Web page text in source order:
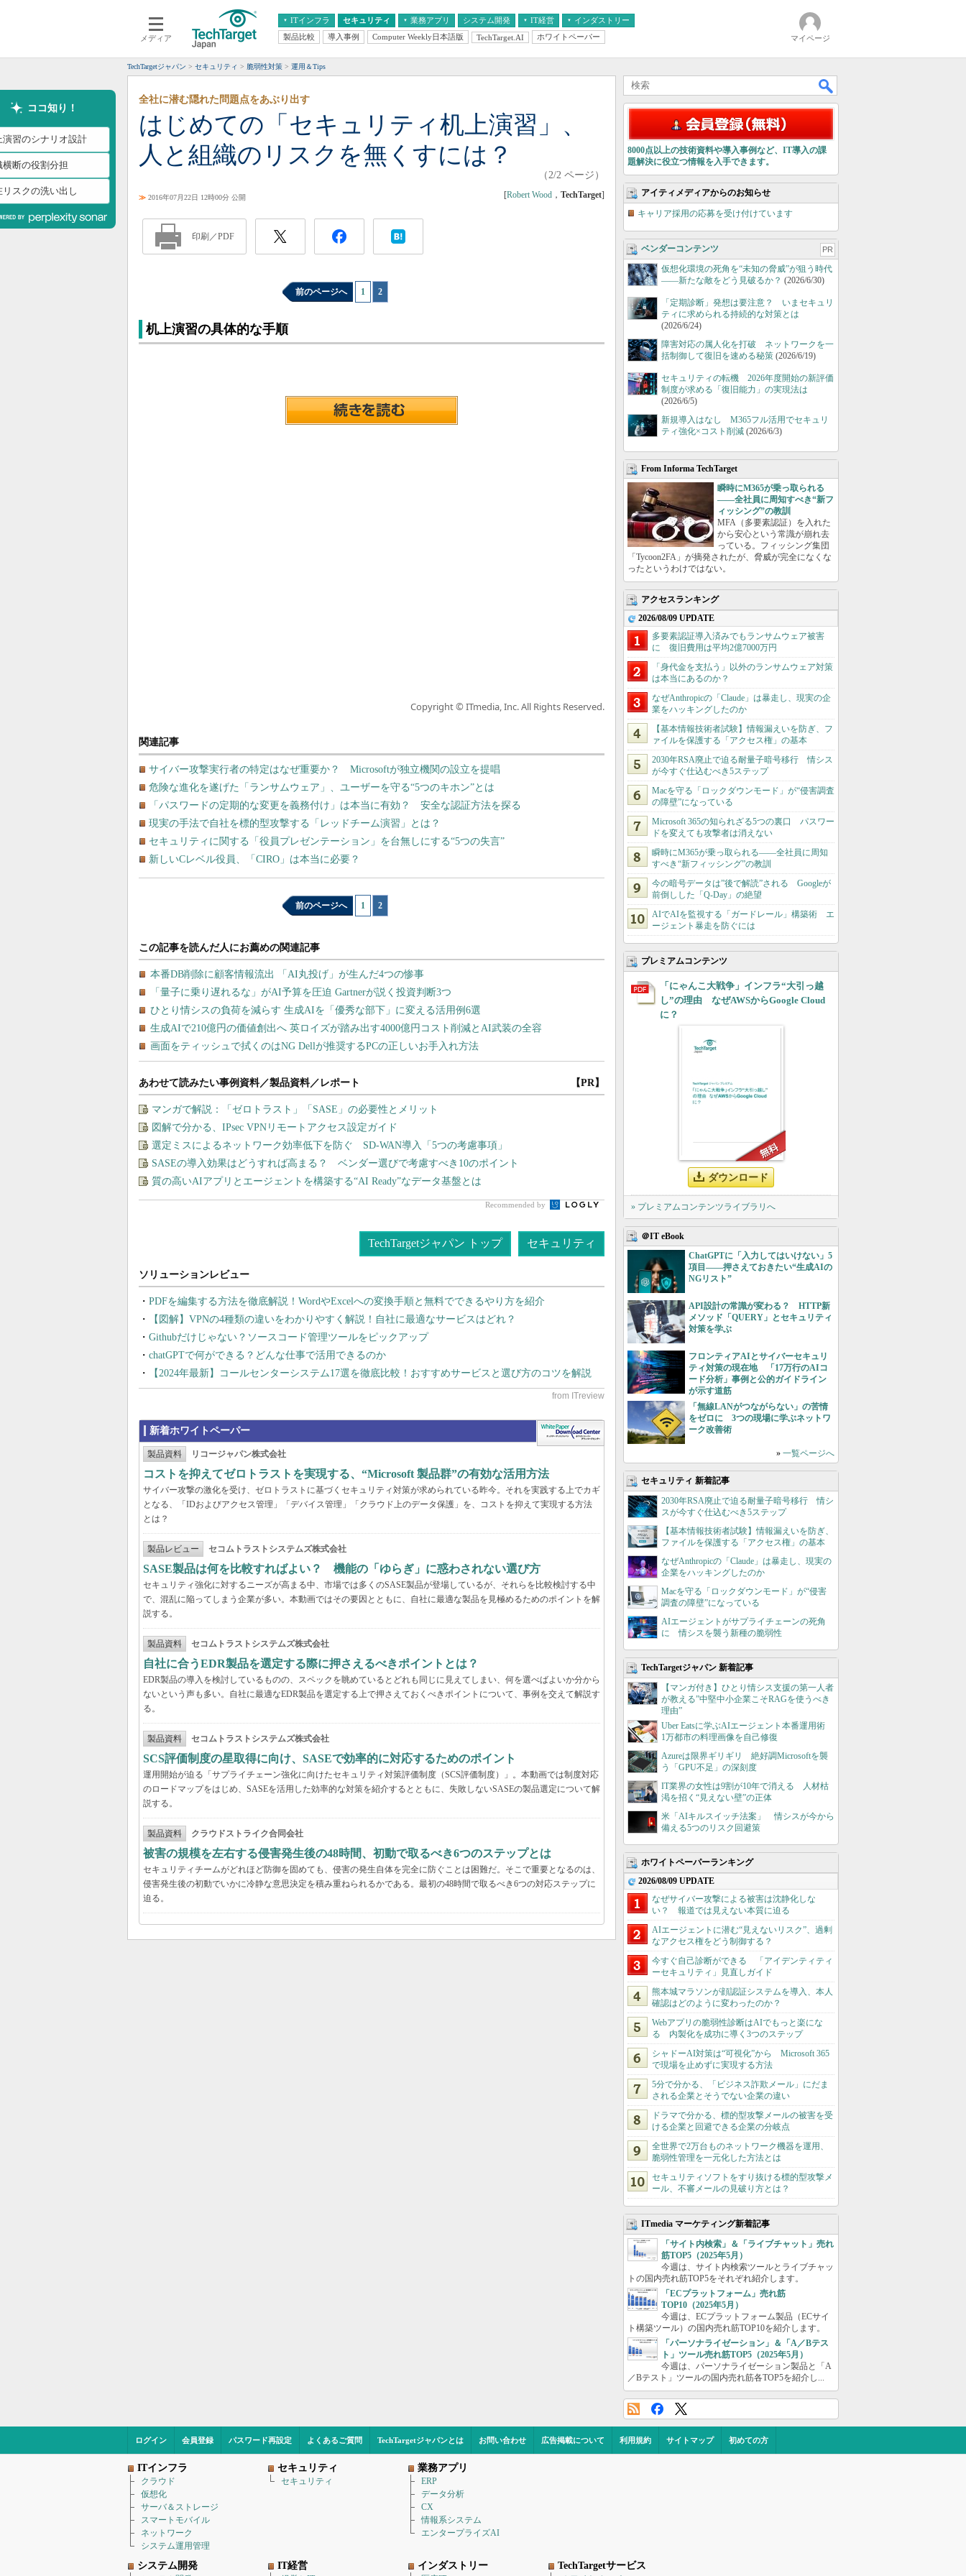
メディア
ITインフラ
クラウド
スマートモバイル
ネットワーク
システム運用管理
セキュリティ 業務アプリ
エンタープライズAI
ERP
CX
情報系システム
システム開発 IT経営
経営とIT
インダストリー
医療IT
製品比較 導入事例 Computer Weekly日本語版 TechTarget.AI ホワイトペーパー マイページ
TechTargetジャパン セキュリティ 脆弱性対策 運用＆Tips
ココ知り！
演習のシナリオ設計
横断の役割分担
リスクの洗い出し
はじめての「セキュリティ机上演習」、
人と組織のリスクを無くすには？
全社に潜む隠れた問題点をあぶり出す
（2/2 ページ）
≫ 2016年07月22日 12時00分 公開 [Robert Wood ， TechTarget]
印刷／PDF
前のページへ 1 2
机上演習の具体的な手順
Copyright © ITmedia, Inc. All Rights Reserved.
関連記事
サイバー攻撃実行者の特定はなぜ重要か？ Microsoftが独立機関の設立を提唱
危険な進化を遂げた「ランサムウェア」、ユーザーを守る“5つのキホン”とは
「パスワードの定期的な変更を義務付け」は本当に有効？ 安全な認証方法を探る
現実の手法で自社を標的型攻撃する「レッドチーム演習」とは？
セキュリティに関する「役員プレゼンテーション」を台無しにする“5つの失言”
新しいCレベル役員、「CIRO」は本当に必要？
前のページへ 1 2
あわせて読みたい事例資料／製品資料／レポート 【PR】
マンガで解説：「ゼロトラスト」「SASE」の必要性とメリット
図解で分かる、IPsec VPNリモートアクセス設定ガイド
選定ミスによるネットワーク効率低下を防ぐ SD-WAN導入「5つの考慮事項」
SASEの導入効果はどうすれば高まる？ ベンダー選びで考慮すべき10のポイント
質の高いAIアプリとエージェントを構築する“AI Ready”なデータ基盤とは
Recommended by
TechTargetジャパン トップ セキュリティ
PDFを編集する方法を徹底解説！WordやExcelへの変換手順と無料でできるやり方を紹介
【図解】VPNの4種類の違いをわかりやすく解説！自社に最適なサービスはどれ？
Githubだけじゃない？ソースコード管理ツールをピックアップ
chatGPTで何ができる？どんな仕事で活用できるのか
【2024年最新】コールセンターシステム17選を徹底比較！おすすめサービスと選び方のコツを解説
新着ホワイトペーパー
製品資料 リコージャパン株式会社
コストを抑えてゼロトラストを実現する、“Microsoft 製品群”の有効な活用方法
サイバー攻撃の激化を受け、ゼロトラストに基づくセキュリティ対策が求められている昨今。それを実践する上でカギ
となる、「IDおよびアクセス管理」「デバイス管理」「クラウド上のデータ保護」を、コストを抑えて実現する方法
とは？
製品レビュー セコムトラストシステムズ株式会社
SASE製品は何を比較すればよい？ 機能の「ゆらぎ」に惑わされない選び方
セキュリティ強化に対するニーズが高まる中、市場では多くのSASE製品が登場しているが、それらを比較検討する中
で、混乱に陥ってしまう企業が多い。本動画ではその要因とともに、自社に最適な製品を見極めるためのポイントを解
説する。
製品資料 セコムトラストシステムズ株式会社
自社に合うEDR製品を選定する際に押さえるべきポイントとは？
EDR製品の導入を検討しているものの、スペックを眺めているとどれも同じに見えてしまい、何を選べばよいか分から
ないという声も多い。自社に最適なEDR製品を選定する上で押さえておくべきポイントについて、事例を交えて解説す
る。
製品資料 セコムトラストシステムズ株式会社
SCS評価制度の星取得に向け、SASEで効率的に対応するためのポイント
運用開始が迫る「サプライチェーン強化に向けたセキュリティ対策評価制度（SCS評価制度）」。本動画では制度対応
のロードマップをはじめ、SASEを活用した効率的な対策を紹介するとともに、失敗しないSASEの製品選定について解
説する。
製品資料 クラウドストライク合同会社
被害の規模を左右する侵害発生後の48時間、初動で取るべき6つのステップとは
セキュリティチームがどれほど防御を固めても、侵害の発生自体を完全に防ぐことは困難だ。そこで重要となるのは、
侵害発生後の初動でいかに冷静な意思決定を積み重ねられるかである。最初の48時間で取るべき6つの対応ステップに
迫る。
8000点以上の技術資料や導入事例など、IT導入の課
題解決に役立つ情報を入手できます。
アイティメディアからのお知らせ
キャリア採用の応募を受け付けています
ベンダーコンテンツ PR
仮想化環境の死角を“未知の脅威”が狙う時代
――新たな敵をどう見破るか？ (2026/6/30)
「定期診断」発想は要注意？ いまセキュリ
ティに求められる持続的な対策とは
(2026/6/24)
障害対応の属人化を打破 ネットワークを一
括制御して復旧を速める秘策 (2026/6/19)
セキュリティの転機 2026年度開始の新評価
制度が求める「復旧能力」の実現法は
(2026/6/5)
新規導入はなし M365フル活用でセキュリ
ティ強化×コスト削減 (2026/6/3)
From Informa TechTarget
瞬時にM365が乗っ取られる
――全社員に周知すべき“新フ
ィッシング”の教訓
MFA（多要素認証）を入れた
から安心という常識が崩れ去
っている。フィッシング集団
「Tycoon2FA」が摘発されたが、脅威が完全になくな
ったというわけではない。
アクセスランキング
2026/08/09 UPDATE
多要素認証導入済みでもランサムウェア被害
に 復旧費用は平均2億7000万円
「身代金を支払う」以外のランサムウェア対策
は本当にあるのか？
なぜAnthropicの「Claude」は暴走し、現実の企
業をハッキングしたのか
【基本情報技術者試験】情報漏えいを防ぎ、フ
ァイルを保護する「アクセス権」の基本
2030年RSA廃止で迫る耐量子暗号移行 情シス
が今すぐ仕込むべき5ステップ
Macを守る「ロックダウンモード」が“侵害調査
の障壁”になっている
Microsoft 365の知られざる5つの裏口 パスワー
ドを変えても攻撃者は消えない
瞬時にM365が乗っ取られる――全社員に周知
すべき“新フィッシング”の教訓
今の暗号データは”後で解読”される Googleが
前倒しした「Q-Day」の絶望
AIでAIを監視する「ガードレール」構築術 エ
ージェント暴走を防ぐには
プレミアムコンテンツ
「にゃんこ大戦争」インフラ“大引っ越
し”の理由 なぜAWSからGoogle Cloud
に？
ダウンロード
» プレミアムコンテンツライブラリへ
＠IT eBook
ChatGPTに「入力してはいけない」5
項目――押さえておきたい“生成AIの
NGリスト”
API設計の常識が変わる？ HTTP新
メソッド「QUERY」とセキュリティ
対策を学ぶ
フロンティアAIとサイバーセキュリ
ティ対策の現在地 「17万行のAIコ
ード分析」事例と公的ガイドライン
が示す道筋
「無線LANがつながらない」の苦情
をゼロに 3つの現場に学ぶネットワ
ーク改善術
» 一覧ページへ
セキュリティ 新着記事
2030年RSA廃止で迫る耐量子暗号移行 情シ
スが今すぐ仕込むべき5ステップ
【基本情報技術者試験】情報漏えいを防ぎ、
ファイルを保護する「アクセス権」の基本
なぜAnthropicの「Claude」は暴走し、現実の
企業をハッキングしたのか
Macを守る「ロックダウンモード」が“侵害
調査の障壁”になっている
AIエージェントがサプライチェーンの死角
に 情シスを襲う新種の脆弱性
TechTargetジャパン 新着記事
【マンガ付き】ひとり情シス支援の第一人者
が教える”中堅中小企業こそRAGを使うべき
理由”
Uber Eatsに学ぶAIエージェント本番運用術
1万都市の料理画像を自己修復
Azureは限界ギリギリ 絶好調Microsoftを襲
う「GPU不足」の深刻度
IT業界の女性は9割が10年で消える 人材枯
渇を招く“見えない壁”の正体
米「AIキルスイッチ法案」 情シスが今から
備える5つのリスク回避策
ホワイトペーパーランキング
2026/08/09 UPDATE
なぜサイバー攻撃による被害は沈静化しな
い？ 報道では見えない本質に迫る
AIエージェントに潜む“見えないリスク”、過剰
なアクセス権をどう制御する？
今すぐ自己診断ができる 「アイデンティティ
ーセキュリティ」見直しガイド
熊本城マラソンが顔認証システムを導入、本人
確認はどのように変わったのか？
Webアプリの脆弱性診断はAIでもっと楽にな
る 内製化を成功に導く3つのステップ
シャドーAI対策は“可視化”から Microsoft 365
で現場を止めずに実現する方法
5分で分かる、「ビジネス詐欺メール」にだま
される企業とそうでない企業の違い
ドラマで分かる、標的型攻撃メールの被害を受
ける企業と回避できる企業の分岐点
全世界で2万台ものネットワーク機器を運用、
脆弱性管理を一元化した方法とは
セキュリティソフトをすり抜ける標的型攻撃メ
ール、不審メールの見破り方とは？
ITmedia マーケティング新着記事
「サイト内検索」＆「ライブチャット」売れ
筋TOP5（2025年5月）
今週は、サイト内検索ツールとライブチャッ
トの国内売れ筋TOP5をそれぞれ紹介します。
「ECプラットフォーム」売れ筋
TOP10（2025年5月）
今週は、ECプラットフォーム製品（ECサイ
ト構築ツール）の国内売れ筋TOP10を紹介します。
「パーソナライゼーション」＆「A／Bテス
ト」ツール売れ筋TOP5（2025年5月）
今週は、パーソナライゼーション製品と「A
／Bテスト」ツールの国内売れ筋各TOP5を紹介し...
ログイン 会員登録 パスワード再設定 よくあるご質問 TechTargetジャパンとは お問い合わせ 広告掲載について 利用規約 サイトマップ 初めての方
ITインフラ
クラウド
仮想化
サーバ＆ストレージ
スマートモバイル
ネットワーク
システム運用管理
セキュリティ
セキュリティ
業務アプリ
ERP
データ分析
CX
情報系システム
エンタープライズAI
システム開発 IT経営 インダストリー TechTargetサービス